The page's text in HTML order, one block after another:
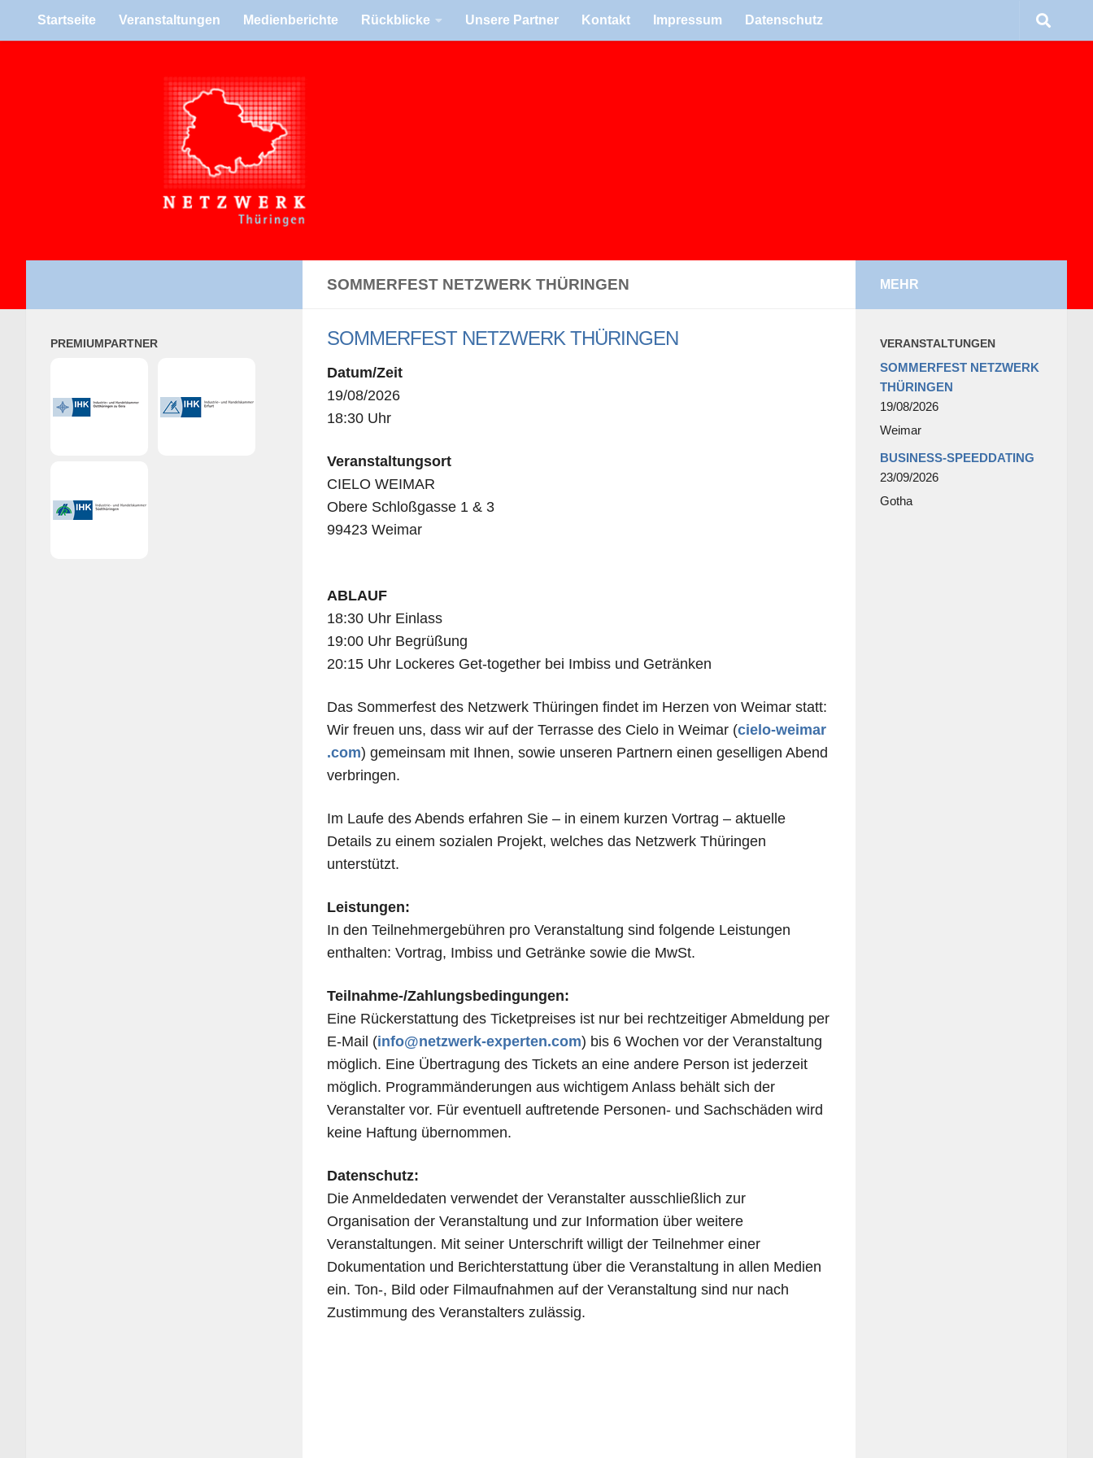
Zum Inhalt springen
Start­seite Ver­an­stal­tun­gen Medi­en­be­richte Rück­bli­cke Unsere Part­ner Kon­takt Impres­sum Daten­schutz
SOMMERFEST NETZWERK THÜRINGEN
SOMMERFEST NETZWERK THÜRINGEN
Datum/Zeit
19/08/2026
18:30 Uhr
Ver­an­stal­tungs­ort
CIELO WEIMAR
Obere Schloß­gasse 1 & 3
99423 Weimar
ABLAUF
18:30 Uhr Einlass
19:00 Uhr Begrüßung
20:15 Uhr Locke­res Get-tog­e­ther bei Imbiss und Getränken
Das Som­mer­fest des Netz­werk Thü­rin­gen fin­det im Her­zen von Wei­mar statt:
Wir freuen uns, dass wir auf der Ter­rasse des Cielo in Wei­mar (cielo​-wei​mar​
.com) gemein­sam mit Ihnen, sowie unse­ren Part­nern einen gesel­li­gen Abend
verbringen.
Im Laufe des Abends erfah­ren Sie – in einem kur­zen Vor­trag – aktu­elle
Details zu einem sozia­len Pro­jekt, wel­ches das Netz­werk Thü­rin­gen
unterstützt.
Leis­tun­gen:
In den Teil­neh­mer­ge­büh­ren pro Ver­an­stal­tung sind fol­gende Leis­tun­gen
ent­hal­ten: Vor­trag, Imbiss und Getränke sowie die MwSt.
Teil­nahme-/Zah­lungs­be­din­gun­gen:
Eine Rück­erstat­tung des Ticket­prei­ses ist nur bei recht­zei­ti­ger Abmel­dung per
E‑Mail (info@​netzwerk-​experten.​com) bis 6 Wochen vor der Ver­an­stal­tung
mög­lich. Eine Über­tra­gung des Tickets an eine andere Per­son ist jeder­zeit
mög­lich. Pro­gramm­än­de­run­gen aus wich­ti­gem Anlass behält sich der
Ver­an­stal­ter vor. Für even­tu­ell auf­tre­tende Per­so­nen- und Sach­schä­den wird
keine Haf­tung übernommen.
Daten­schutz:
Die Anmel­de­da­ten ver­wen­det der Ver­an­stal­ter aus­schließ­lich zur
Orga­ni­sa­ti­on der Ver­an­stal­tung und zur Infor­ma­ti­on über wei­te­re
Ver­an­stal­tun­gen. Mit sei­ner Unter­schrift wil­ligt der Teil­neh­mer einer
Doku­men­ta­ti­on und Bericht­erstat­tung über die Ver­an­stal­tung in allen Medi­en
ein. Ton‑, Bild oder Film­auf­nah­men auf der Ver­an­stal­tung sind nur nach
Zustim­mung des Ver­an­stal­ters zulässig.
PRE­MI­UM­PART­NER
MEHR
VER­AN­STAL­TUN­GEN
SOMMERFEST NETZWERK
THÜRINGEN
19/08/2026
Weimar
BUSINESS-SPEEDDATING
23/09/2026
Gotha